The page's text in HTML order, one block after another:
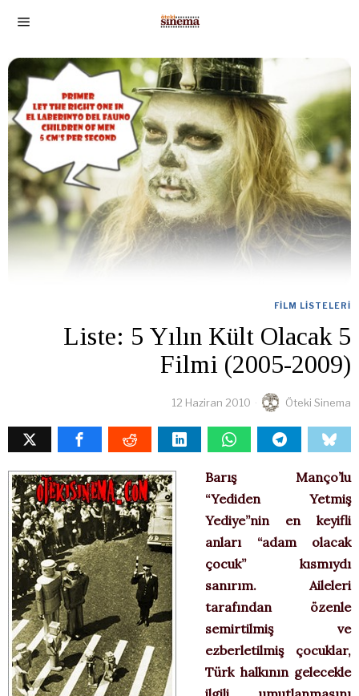
FILM LISTELERI
Liste: 5 Yılın Kült Olacak 5
Filmi (2005-2009)
12 Haziran 2010 Öteki Sinema
Barış Manço’lu
“Yediden Yetmiş
Yediye”nin en keyifli
anları “adam olacak
çocuk” kısmıydı
sanırım. Aileleri
tarafından özenle
semirtilmiş ve
ezberletilmiş çocuklar,
Türk halkının gelecekle